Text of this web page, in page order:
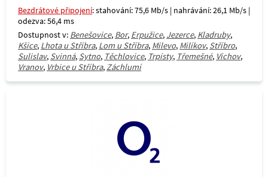
Bezdrátové připojení: stahování: 75,6 Mb/s | nahrávání: 26,1 Mb/s |
odezva: 56,4 ms
Dostupnost v: Benešovice, Bor, Erpužice, Jezerce, Kladruby,
Kšice, Lhota u Stříbra, Lom u Stříbra, Milevo, Milíkov, Stříbro,
Sulislav, Svinná, Sytno, Těchlovice, Trpísty, Třemešné, Víchov,
Vranov, Vrbice u Stříbra,Záchlumí